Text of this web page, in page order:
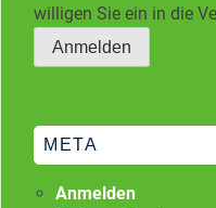
willigen Sie ein in die
META
Anmelden